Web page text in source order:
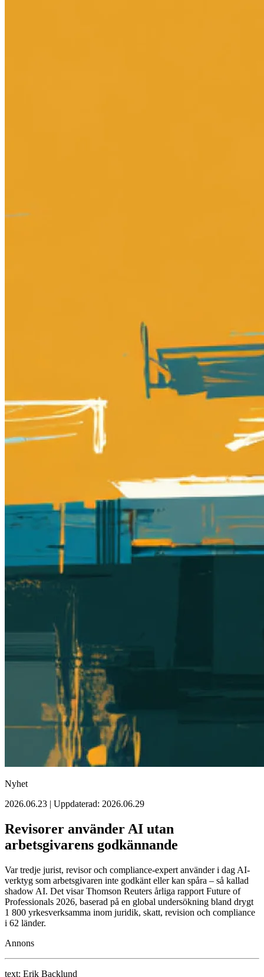
Nyhet
2026.06.23 | Uppdaterad: 2026.06.29
Revisorer använder AI utan
arbetsgivarens godkännande
Var tredje jurist, revisor och compliance-expert använder i dag AI-
verktyg som arbetsgivaren inte godkänt eller kan spåra – så kallad
shadow AI. Det visar Thomson Reuters årliga rapport Future of
Professionals 2026, baserad på en global undersökning bland drygt
1 800 yrkesverksamma inom juridik, skatt, revision och compliance
i 62 länder.
Annons
text: Erik Backlund